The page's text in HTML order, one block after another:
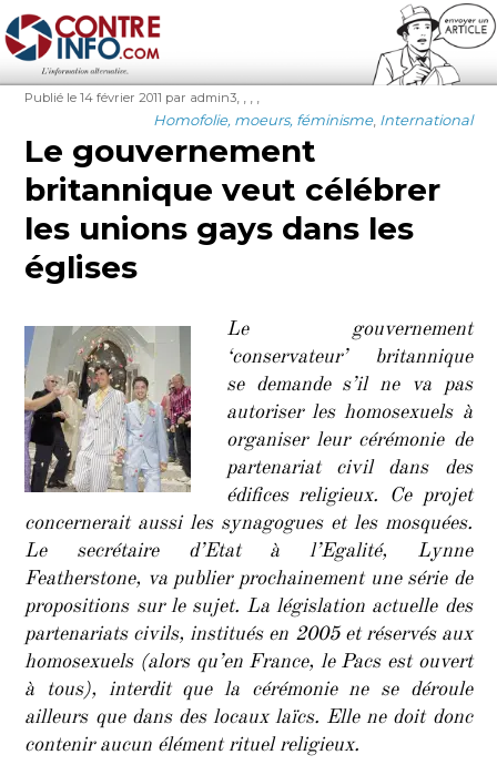
Contre-Info
Publié
Publié le 14 février 2011 Auteur
par admin3
Catégories
Homofolie, moeurs, féminisme, International
Étiquettes
Le gouvernement
britannique veut célébrer
les unions gays dans les
églises
Le gouvernement
‘conservateur’ britannique
se demande s’il ne va pas
autoriser les homosexuels à
organiser leur cérémonie de
partenariat civil dans des
édifices religieux. Ce projet
concernerait aussi les synagogues et les mosquées.
Le secrétaire d’Etat à l’Egalité, Lynne
Featherstone, va publier prochainement une série de
propositions sur le sujet. La législation actuelle des
partenariats civils, institués en 2005 et réservés aux
homosexuels (alors qu’en France, le Pacs est ouvert
à tous), interdit que la cérémonie ne se déroule
ailleurs que dans des locaux laïcs. Elle ne doit donc
contenir aucun élément rituel religieux.